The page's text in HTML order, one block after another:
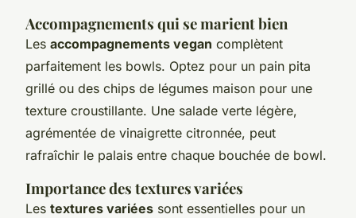
Accompagnements qui se marient bien
Les accompagnements vegan complètent
parfaitement les bowls. Optez pour un pain pita
grillé ou des chips de légumes maison pour une
texture croustillante. Une salade verte légère,
agrémentée de vinaigrette citronnée, peut
rafraîchir le palais entre chaque bouchée de bowl.
Importance des textures variées
Les textures variées sont essentielles pour un